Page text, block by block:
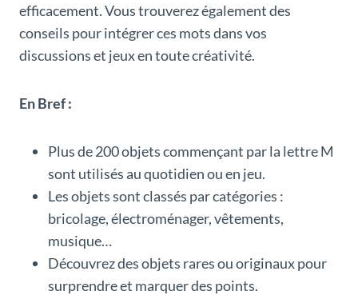
efficacement. Vous trouverez également des
conseils pour intégrer ces mots dans vos
discussions et jeux en toute créativité.
En Bref :
Plus de 200 objets commençant par la lettre M
sont utilisés au quotidien ou en jeu.
Les objets sont classés par catégories :
bricolage, électroménager, vêtements,
musique…
Découvrez des objets rares ou originaux pour
surprendre et marquer des points.